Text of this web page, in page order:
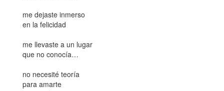
me dejaste inmerso
en la felicidad
me llevaste a un lugar
que no conocía…
no necesité teoría
para amarte